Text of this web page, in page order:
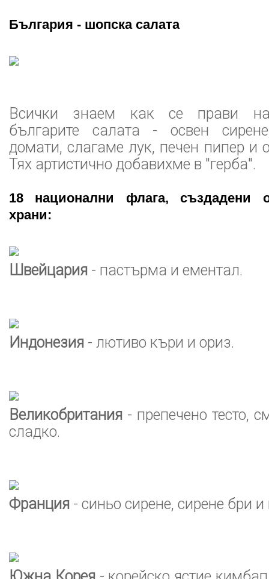
България - шопска салата
Всички знаем как се прави
българите салата - освен
домати, слагаме лук, печен пипер и
Тях артистично добавихме в "герба".
18 национални флага, създадени
храни:
Швейцария - пастърма и ементал.
Индонезия - лютиво къри и ориз.
Великобритания - препечено тесто,
сладко.
Франция - синьо сирене, сирене бри и